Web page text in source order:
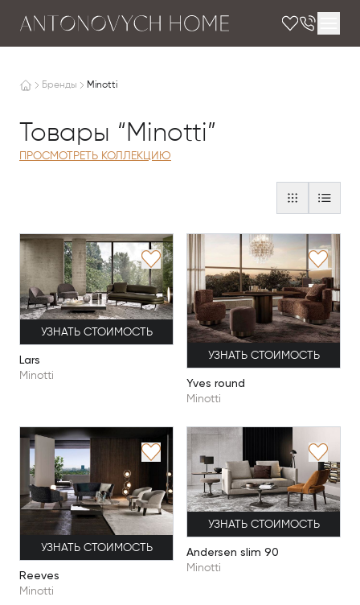
Бренды Minotti
Товары “Minotti”
ПРОСМОТРЕТЬ КОЛЛЕКЦИЮ
УЗНАТЬ СТОИМОСТЬ
Lars
Minotti
УЗНАТЬ СТОИМОСТЬ
Yves round
Minotti
УЗНАТЬ СТОИМОСТЬ
Reeves
Minotti
УЗНАТЬ СТОИМОСТЬ
Andersen slim 90
Minotti